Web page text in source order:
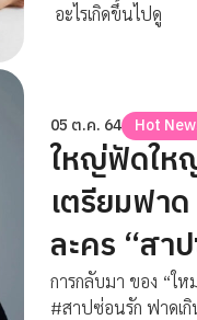
อะไรเกิดขึ้นไปดู
05 ต.ค. 64 Hot
ใหญ่ฟัดให
เตรียมฟา
ละคร “สา
การกลับมา ของ “ใ
#สาปซ่อนรัก ฟาดเกิ